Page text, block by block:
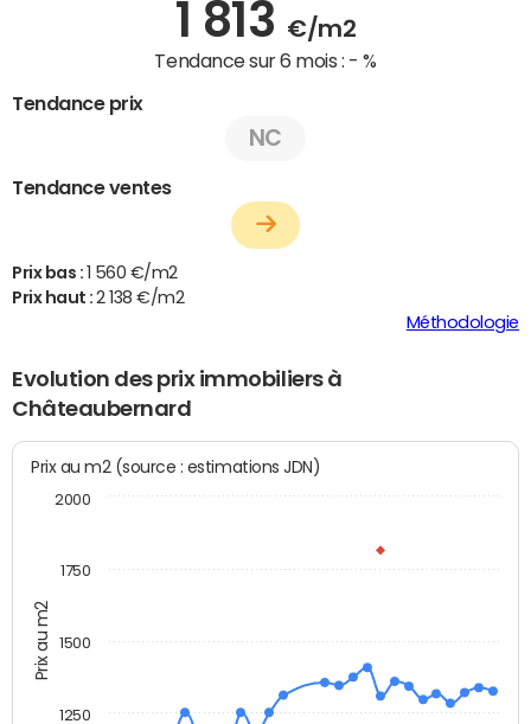
1 813 €/m2
Tendance sur 6 mois : - %
Tendance prix
NC
Tendance ventes
Prix bas :
1 560 €/m2
Prix haut :2 138 €/m2
Méthodologie
Evolution des prix immobiliers à
Châteaubernard
Prix au m2
Prix au m2 (source : estimations JDN)
2000
1250
1500
1750